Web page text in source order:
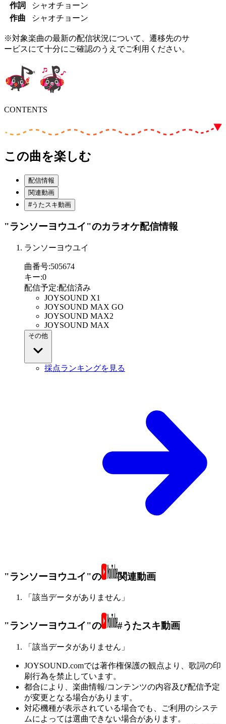
作詞
シャオチョーン
作曲
シャオチョーン
※対象楽曲の最新の配信状況について、遷移先のサ
ービスにて十分にご確認のうえでご利用ください。
CONTENTS
この曲を楽しむ
配信情報
関連動画
#うたスキ動画
"ランソーヨウユイ"のカラオケ配信情報
ランソーヨウユイ
曲番号:505674
キー:0
配信予定:配信済み
JOYSOUND X1
JOYSOUND MAX GO
JOYSOUND MAX2
JOYSOUND MAX
その他
採点ランキングを見る
"ランソーヨウユイ"の 関連動画
「該当データがありません」
"ランソーヨウユイ"の #うたスキ動画
「該当データがありません」
JOYSOUND.comでは著作権保護の観点より、歌詞の印
刷行為を禁止しています。
都合により、楽曲情報/コンテンツの内容及び配信予定
が変更となる場合があります。
対応機種が表示されている場合でも、ご利用のシステ
ムによっては選曲できない場合があります。